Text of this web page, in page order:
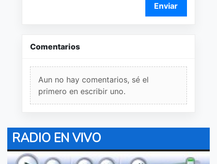
Enviar
Comentarios
Aun no hay comentarios, sé el
primero en escribir uno.
RADIO EN VIVO